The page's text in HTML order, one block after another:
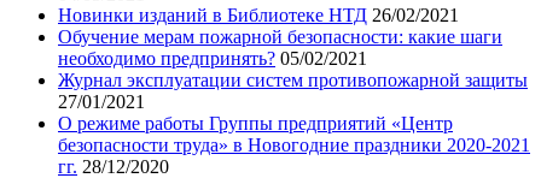
Новинки изданий в Библиотеке НТД 26/02/2021
Обучение мерам пожарной безопасности: какие шаги
необходимо предпринять? 05/02/2021
Журнал эксплуатации систем противопожарной защиты
27/01/2021
О режиме работы Группы предприятий «Центр
безопасности труда» в Новогодние праздники 2020-2021
гг. 28/12/2020